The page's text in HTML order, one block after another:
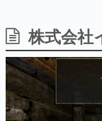
日本
ルを
解説
『う